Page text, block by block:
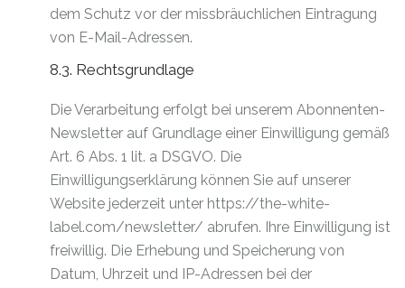
dem Schutz vor der missbräuchlichen Eintragung
von E-Mail-Adressen.
8.3. Rechtsgrundlage
Die Verarbeitung erfolgt bei unserem Abonnenten-
Newsletter auf Grundlage einer Einwilligung gemäß
Art. 6 Abs. 1 lit. a DSGVO. Die
Einwilligungserklärung können Sie auf unserer
Website jederzeit unter https://the-white-
label.com/newsletter/ abrufen. Ihre Einwilligung ist
freiwillig. Die Erhebung und Speicherung von
Datum, Uhrzeit und IP-Adressen bei der